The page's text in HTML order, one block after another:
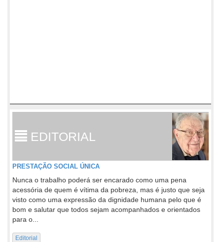
EDITORIAL
PRESTAÇÃO SOCIAL ÚNICA
Nunca o trabalho poderá ser encarado como uma pena
acessória de quem é vítima da pobreza, mas é justo que seja
visto como uma expressão da dignidade humana pelo que é
bom e salutar que todos sejam acompanhados e orientados
para o...
Editorial